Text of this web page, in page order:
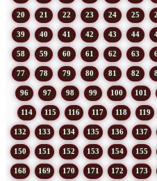
20 21 22 23 24 25
39 40 41 42 43 44
58 59 60 61 62 63
77 78 79 80 81 82
96 97 98 99 100 101
114 115 116 117 118 119
132 133 134 135 136 137
150 151 152 153 154 155
168 169 170 171 172 173